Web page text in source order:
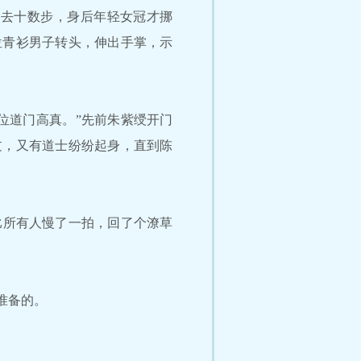
十数步，身后年轻女冠才挪
衫男子转头，伸出手掌，示
门高真。”先前朱紫绶开门
又有道士纷纷起身，直到陈
有人慢了一拍，回了个潦草
的。